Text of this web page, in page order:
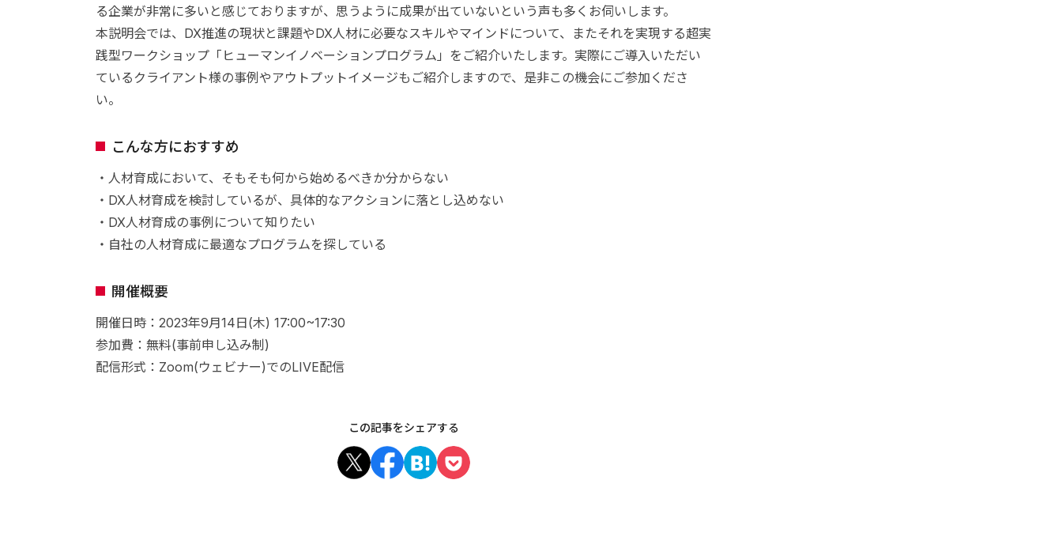
る企業が非常に多いと感じておりますが、思うように成果が出ていないという声も多くお伺いします。
本説明会では、DX推進の現状と課題やDX人材に必要なスキルやマインドについて、またそれを実現する超実
践型ワークショップ「ヒューマンイノベーションプログラム」をご紹介いたします。実際にご導入いただい
ているクライアント様の事例やアウトプットイメージもご紹介しますので、是非この機会にご参加くださ
い。
こんな方におすすめ
・人材育成において、そもそも何から始めるべきか分からない
・DX人材育成を検討しているが、具体的なアクションに落とし込めない
・DX人材育成の事例について知りたい
・自社の人材育成に最適なプログラムを探している
開催概要
開催日時：2023年9月14日(木) 17:00~17:30
参加費：無料(事前申し込み制)
配信形式：Zoom(ウェビナー)でのLIVE配信
この記事をシェアする